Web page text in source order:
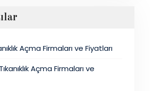
Açma Firmaları ve Fiyatları
Açma Firmaları ve